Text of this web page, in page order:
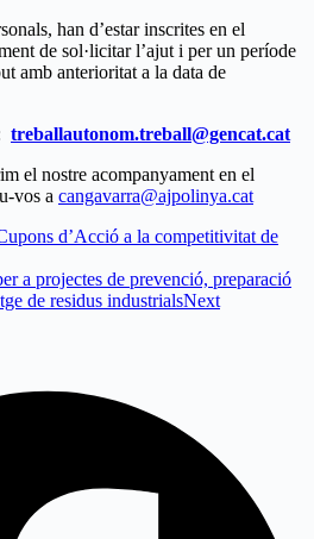
han d’estar inscrites en el
de sol·licitar l’ajut i per un període
amb anterioritat a la data de
treballautonom.treball@gencat.cat
el nostre acompanyament en el
vos a cangavarra@ajpolinya.cat
d’Acció a la competitivitat de
a projectes de prevenció, preparació
de residus industrialsNext